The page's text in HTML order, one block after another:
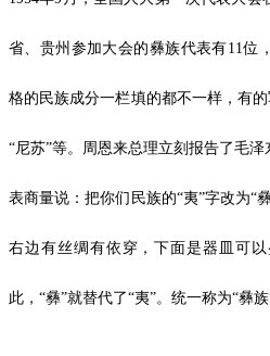
省、贵州参加大会的彝族代表有11位
格的民族成分一栏填的都不一样，有
“尼苏”等。周恩来总理立刻报告了毛
表商量说：把你们民族的“夷”字改为“
右边有丝绸有依穿，下面是器皿可
此，“彝”就替代了“夷”。统一称为“彝族